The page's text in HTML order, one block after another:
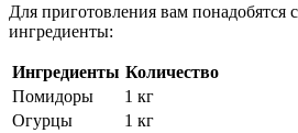
Для приготовления вам понадобятся
ингредиенты:
Ингредиенты Количество
Помидоры
1 кг
Огурцы
1 кг